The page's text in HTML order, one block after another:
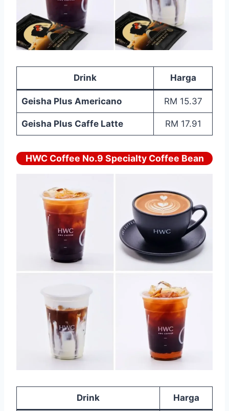
Drink Harga
Geisha Plus Americano RM 15.37
Geisha Plus Caffe Latte RM 17.91
HWC Coffee No.9 Specialty Coffee Bean
Drink Harga